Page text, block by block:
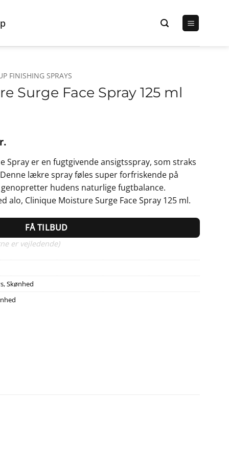
FINISHING SPRAYS
Surge Face Spray 125 ml
Den
aktuelle
pris
er:
260,00 kr..
Spray er en fugtgivende ansigtsspray, som straks
lækre spray føles super forfriskende på
hudens naturlige fugtbalance.
alo, Clinique Moisture Surge Face Spray 125 ml.
FÅ TILBUD
er vejledende)
,Skønhed